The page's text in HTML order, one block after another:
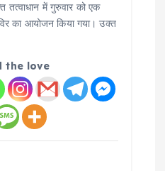
में गुरुवार को एक
का आयोजन किया गया। उक्त
the love